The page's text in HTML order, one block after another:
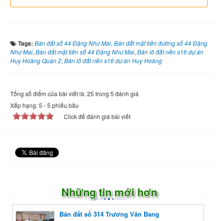
Tags: Bán đất số 44 Đặng Như Mai, Bán đất mặt tiền đường số 44 Đặng
Như Mai, Bán đất mặt tiền số 44 Đặng Như Mai, Bán lô đất nền s16 dự án
Huy Hoàng Quận 2, Bán lô đất nền s16 dự án Huy Hoàng
Tổng số điểm của bài viết là: 25 trong 5 đánh giá
Xếp hạng:5 -5 phiếu bầu
Click để đánh giá bài viết
Những tin mới hơn
Bán đất số 314 Trương Văn Bang